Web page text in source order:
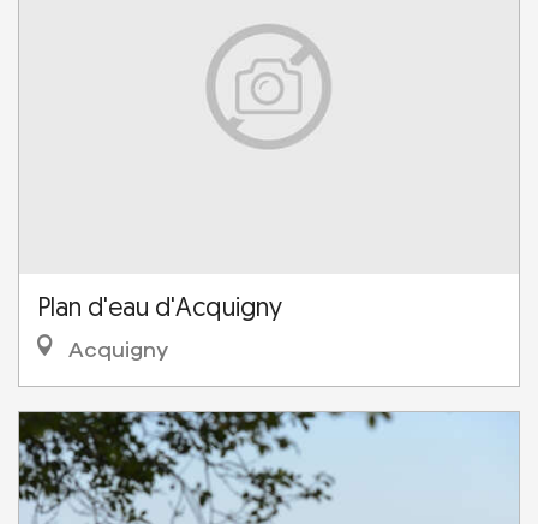
Plan d'eau d'Acquigny
Acquigny